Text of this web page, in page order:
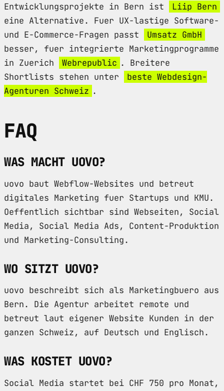
Entwicklungsprojekte in Bern ist
Liip Bern
eine Alternative. Fuer UX-lastige Software-
und E-Commerce-Fragen passt
Umsatz GmbH
besser, fuer integrierte Marketingprogramme
in Zuerich
Webrepublic . Breitere
Shortlists stehen unter
beste Webdesign-
Agenturen Schweiz .
FAQ
WAS MACHT UOVO?
uovo baut Webflow-Websites und betreut
digitales Marketing fuer Startups und KMU.
Oeffentlich sichtbar sind Webseiten, Social
Media, Social Media Ads, Content-Produktion
und Marketing-Consulting.
WO SITZT UOVO?
uovo beschreibt sich als Marketingbuero aus
Bern. Die Agentur arbeitet remote und
betreut laut eigener Website Kunden in der
ganzen Schweiz, auf Deutsch und Englisch.
WAS KOSTET UOVO?
Social Media startet bei CHF 750 pro Monat,